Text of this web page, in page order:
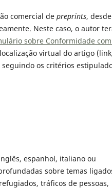
comercial de preprints, desde
Neste caso, o autor
sobre Conformidade
virtual do artigo
seguindo os critérios
espanhol, italiano ou
sobre temas
tráficos de pessoas,